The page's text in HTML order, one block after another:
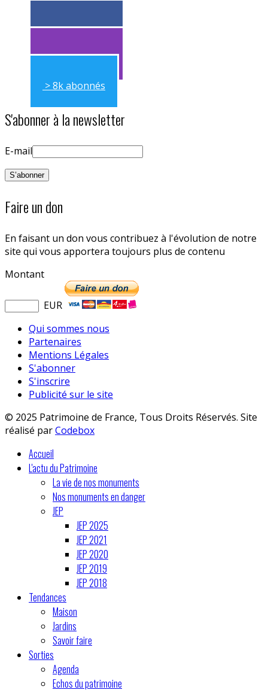
> 11k abonnés
> 11k abonnés
> 8k abonnés
S'abonner à la newsletter
E-mail
Faire un don
En faisant un don vous contribuez à l'évolution de notre
site qui vous apportera toujours plus de contenu
Montant
EUR
Qui sommes nous
Partenaires
Mentions Légales
S'abonner
S'inscrire
Publicité sur le site
© 2025 Patrimoine de France, Tous Droits Réservés. Site
réalisé parCodebox
Accueil
L'actu du Patrimoine
La vie de nos monuments
Nos monuments en danger
JEP
JEP 2025
JEP 2021
JEP 2020
JEP 2019
JEP 2018
Tendances
Maison
Jardins
Savoir faire
Sorties
Agenda
Echos du patrimoine